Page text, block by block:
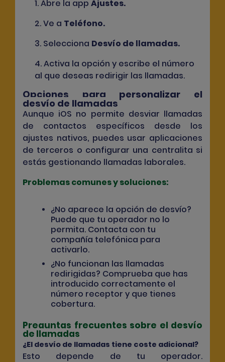
1. Abre la app Ajustes.
2. Ve a Teléfono.
3. Selecciona Desvío de llamadas.
4. Activa la opción y escribe el número
al que deseas redirigir las llamadas.
Opciones para personalizar el
desvío de llamadas
Aunque iOS no permite desviar llamadas
de contactos específicos desde los
ajustes nativos, puedes usar aplicaciones
de terceros o configurar una centralita si
estás gestionando llamadas laborales.
Problemas comunes y soluciones:
¿No aparece la opción de desvío?
Puede que tu operador no lo
permita. Contacta con tu
compañía telefónica para
activarlo.
¿No funcionan las llamadas
redirigidas? Comprueba que has
introducido correctamente el
número receptor y que tienes
cobertura.
Preguntas frecuentes sobre el desvío
de llamadas
¿El desvío de llamadas tiene coste adicional?
Esto depende de tu operador.